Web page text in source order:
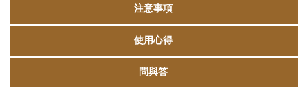
注意事項
使用心得
問與答